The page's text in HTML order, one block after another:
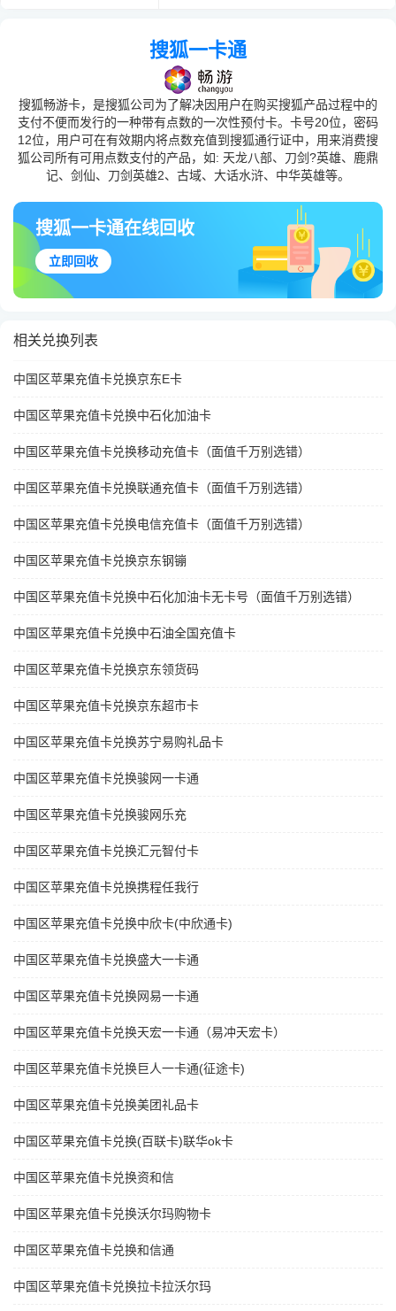
搜狐一卡通
搜狐畅游卡，是搜狐公司为了解决因用户在购买搜狐产品过程中的
支付不便而发行的一种带有点数的一次性预付卡。卡号20位，密码
12位，用户可在有效期内将点数充值到搜狐通行证中，用来消费搜
狐公司所有可用点数支付的产品，如: 天龙八部、刀剑?英雄、鹿鼎
记、剑仙、刀剑英雄2、古域、大话水浒、中华英雄等。
搜狐一卡通在线回收
立即回收
相关兑换列表
中国区苹果充值卡兑换京东E卡
中国区苹果充值卡兑换中石化加油卡
中国区苹果充值卡兑换移动充值卡（面值千万别选错）
中国区苹果充值卡兑换联通充值卡（面值千万别选错）
中国区苹果充值卡兑换电信充值卡（面值千万别选错）
中国区苹果充值卡兑换京东钢镚
中国区苹果充值卡兑换中石化加油卡无卡号（面值千万别选错）
中国区苹果充值卡兑换中石油全国充值卡
中国区苹果充值卡兑换京东领货码
中国区苹果充值卡兑换京东超市卡
中国区苹果充值卡兑换苏宁易购礼品卡
中国区苹果充值卡兑换骏网一卡通
中国区苹果充值卡兑换骏网乐充
中国区苹果充值卡兑换汇元智付卡
中国区苹果充值卡兑换携程任我行
中国区苹果充值卡兑换中欣卡(中欣通卡)
中国区苹果充值卡兑换盛大一卡通
中国区苹果充值卡兑换网易一卡通
中国区苹果充值卡兑换天宏一卡通（易冲天宏卡）
中国区苹果充值卡兑换巨人一卡通(征途卡)
中国区苹果充值卡兑换美团礼品卡
中国区苹果充值卡兑换(百联卡)联华ok卡
中国区苹果充值卡兑换资和信
中国区苹果充值卡兑换沃尔玛购物卡
中国区苹果充值卡兑换和信通
中国区苹果充值卡兑换拉卡拉沃尔玛